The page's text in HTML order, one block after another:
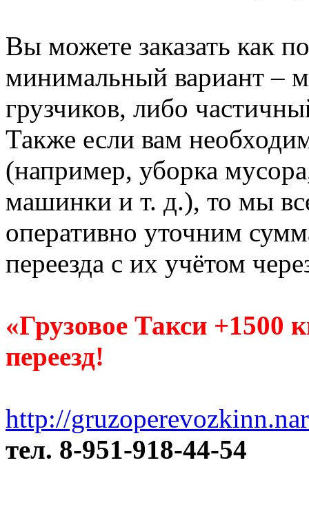
Вы можете заказать как
минимальный вариант –
грузчиков, либо
Также если вам
(например, уборка
машинки и т. д.), то мы
оперативно уточним
переезда с их учётом
«Грузовое Такси +1500
переезд!
http://
тел. 8-951-918-44-54